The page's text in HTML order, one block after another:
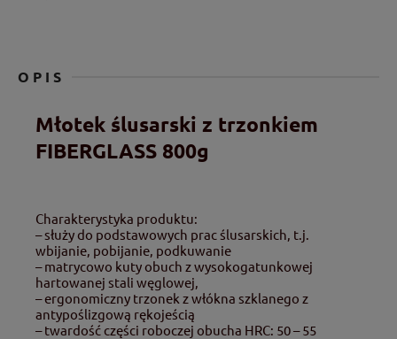
OPIS
Młotek ślusarski z trzonkiem
FIBERGLASS 800g
Charakterystyka produktu:
– służy do podstawowych prac ślusarskich, t.j.
wbijanie, pobijanie, podkuwanie
– matrycowo kuty obuch z wysokogatunkowej
hartowanej stali węglowej,
– ergonomiczny trzonek z włókna szklanego z
antypoślizgową rękojeścią
– twardość części roboczej obucha HRC: 50 – 55